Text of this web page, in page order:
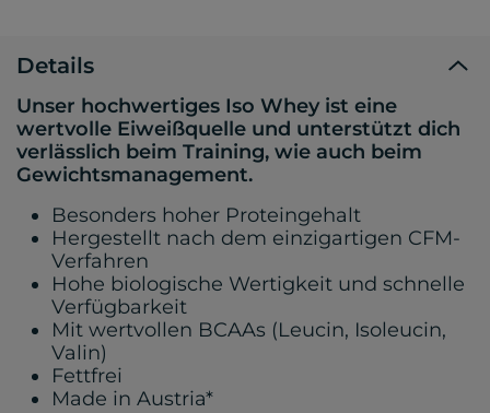
Details
Unser hochwertiges Iso Whey ist eine
wertvolle Eiweißquelle und unterstützt dich
verlässlich beim Training, wie auch beim
Gewichtsmanagement.
Besonders hoher Proteingehalt
Hergestellt nach dem einzigartigen CFM-
Verfahren
Hohe biologische Wertigkeit und schnelle
Verfügbarkeit
Mit wertvollen BCAAs (Leucin, Isoleucin,
Valin)
Fettfrei
Made in Austria*